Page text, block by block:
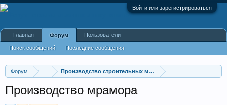
Войти или зарегистрироваться
Форум Производство строительных материалов, оборудования
Производство мрамора
Главная Форум
Поиск сообщений Последние сообщения
Пользователи